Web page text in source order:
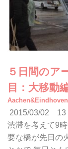
５日間のア
目：大移動
Aachen&Eindhoven
2015/03/02 13
渋滞を考えて9
要な橋が先日の